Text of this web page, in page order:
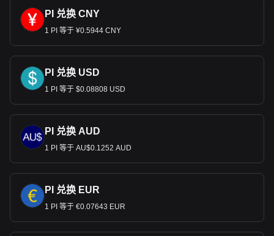
PI 兑换 CNY
1 PI 等于 ¥0.5944 CNY
PI 兑换 USD
1 PI 等于 $0.08808 USD
PI 兑换 AUD
1 PI 等于 AU$0.1252 AUD
PI 兑换 EUR
1 PI 等于 €0.07643 EUR